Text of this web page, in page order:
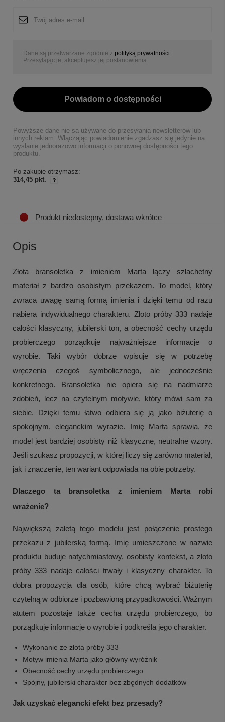
Dane są przetwarzane zgodnie z polityką prywatności
Przesyłając je, akceptujesz jej postanowienia.
Powiadom o dostępności
Powyższe dane nie są używane do przesyłania newsletterów lub
innych reklam. Włączając powiadomienie zgadzasz się jedynie na
wysłanie jednorazowo informacji o ponownej dostępności tego
produktu.
Po zakupie otrzymasz:
314,45 pkt.
Produkt niedostepny, dostawa wkrótce
Opis
Złota bransoletka z imieniem Marta łączy szlachetny
materiał z bardzo osobistym przekazem. To model, który
zwraca uwagę samą formą imienia i dzięki temu od razu
nabiera indywidualnego charakteru. Złoto próby 333 nadaje
całości klasyczny, jubilerski ton, a obecność cechy urzędu
probierczego porządkuje najważniejsze informacje o
wyrobie. Taki wybór dobrze wpisuje się w potrzebę
wręczenia czegoś symbolicznego, ale jednocześnie
konkretnego. Bransoletka nie opiera się na nadmiarze
zdobień, lecz na czytelnym motywie, który mówi sam za
siebie. Dzięki temu łatwo odbiera się ją jako biżuterię o
spokojnym, eleganckim wyrazie. Imię Marta sprawia, że
model jest bardziej osobisty niż klasyczne, neutralne wzory.
Jeśli szukasz propozycji, w której liczy się zarówno materiał,
jak i znaczenie, ten wariant odpowiada na obie potrzeby.
Dlaczego ta bransoletka z imieniem Marta robi
wrażenie?
Największą zaletą tego modelu jest połączenie prostego
przekazu z jubilerską formą. Imię umieszczone w nazwie
produktu buduje natychmiastowy, osobisty kontekst, a złoto
próby 333 nadaje całości trwały i klasyczny charakter. To
dobra propozycja dla osób, które chcą wybrać biżuterię
czytelną w odbiorze i pozbawioną przypadkowości. Ważnym
atutem pozostaje także cecha urzędu probierczego, bo
porządkuje informacje o wyrobie i podkreśla jego charakter.
Wykonanie ze złota próby 333
Motyw imienia Marta jako główny wyróżnik
Obecność cechy urzędu probierczego
Spójny, jubilerski charakter bez zbędnych dodatków
Jak uzyskać elegancki efekt bez przesady?